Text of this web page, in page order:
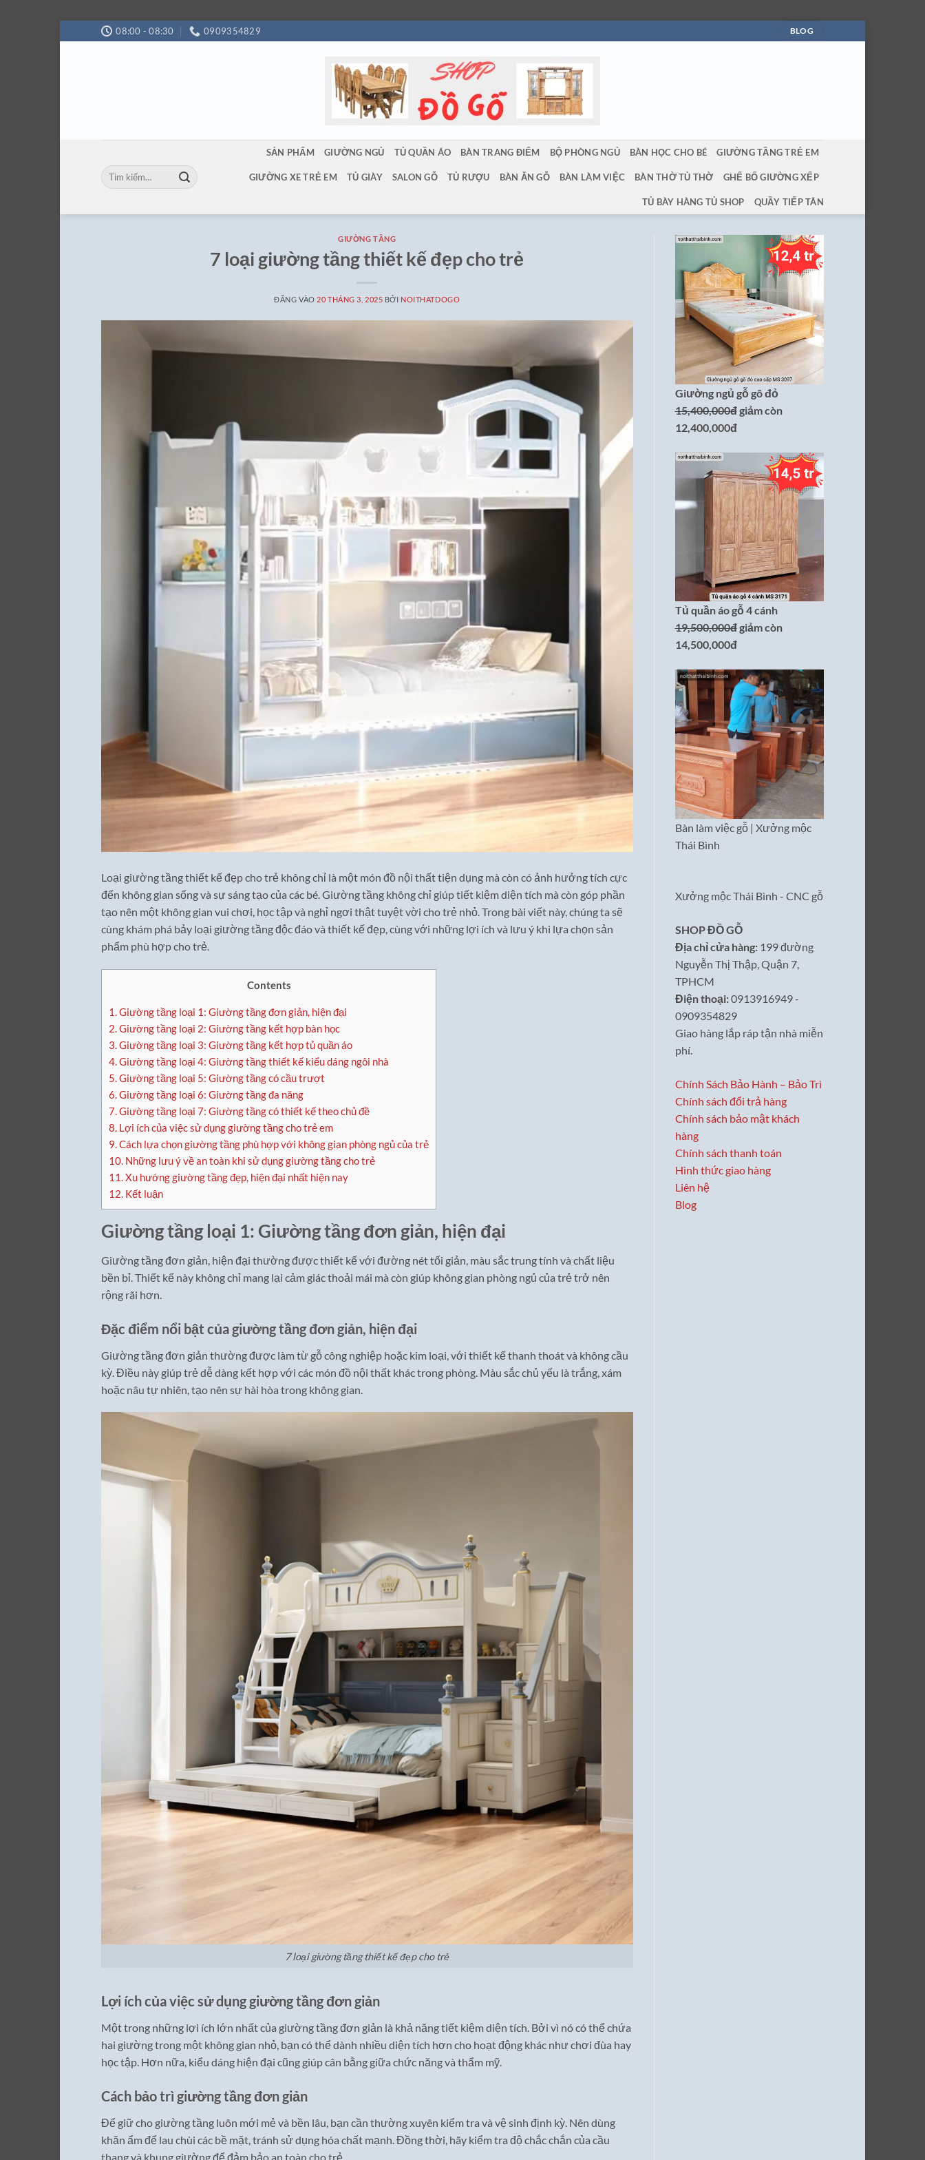
qua
08:00 - 08:30 0909354829 BLOG
Tìm
kiếm:
SẢN PHẨM GIƯỜNG NGỦ TỦ QUẦN ÁO BÀN TRANG ĐIỂM BỘ PHÒNG NGỦ BÀN HỌC CHO BÉ GIƯỜNG TẦNG TRẺ EM
GIƯỜNG XE TRẺ EM TỦ GIÀY SALON GỖ TỦ RƯỢU BÀN ĂN GỖ BÀN LÀM VIỆC BÀN THỜ TỦ THỜ GHẾ BỐ GIƯỜNG XẾP
TỦ BÀY HÀNG TỦ SHOP QUẦY TIẾP TÂN
GIƯỜNG TẦNG
7 loại giường tầng thiết kế đẹp cho trẻ
ĐĂNG VÀO 20 THÁNG 3, 2025 BỞI NOITHATDOGO
Loại giường tầng thiết kế đẹp cho trẻ không chỉ là một món đồ nội thất tiện dụng mà còn có ảnh hưởng tích cực
đến không gian sống và sự sáng tạo của các bé. Giường tầng không chỉ giúp tiết kiệm diện tích mà còn góp phần
tạo nên một không gian vui chơi, học tập và nghỉ ngơi thật tuyệt vời cho trẻ nhỏ. Trong bài viết này, chúng ta sẽ
cùng khám phá bảy loại giường tầng độc đáo và thiết kế đẹp, cùng với những lợi ích và lưu ý khi lựa chọn sản
phẩm phù hợp cho trẻ.
Contents
1.Giường tầng loại 1: Giường tầng đơn giản, hiện đại
2.Giường tầng loại 2: Giường tầng kết hợp bàn học
3.Giường tầng loại 3: Giường tầng kết hợp tủ quần áo
4.Giường tầng loại 4: Giường tầng thiết kế kiểu dáng ngôi nhà
5.Giường tầng loại 5: Giường tầng có cầu trượt
6.Giường tầng loại 6: Giường tầng đa năng
7.Giường tầng loại 7: Giường tầng có thiết kế theo chủ đề
8. Lợi ích của việc sử dụng giường tầng cho trẻ em
9.Cách lựa chọn giường tầng phù hợp với không gian phòng ngủ của trẻ
10. Những lưu ý về an toàn khi sử dụng giường tầng cho trẻ
11.Xu hướng giường tầng đẹp, hiện đại nhất hiện nay
12. Kết luận
Giường tầng loại 1: Giường tầng đơn giản, hiện đại
Giường tầng đơn giản, hiện đại thường được thiết kế với đường nét tối giản, màu sắc trung tính và chất liệu
bền bỉ. Thiết kế này không chỉ mang lại cảm giác thoải mái mà còn giúp không gian phòng ngủ của trẻ trở nên
rộng rãi hơn.
Đặc điểm nổi bật của giường tầng đơn giản, hiện đại
Giường tầng đơn giản thường được làm từ gỗ công nghiệp hoặc kim loại, với thiết kế thanh thoát và không cầu
kỳ. Điều này giúp trẻ dễ dàng kết hợp với các món đồ nội thất khác trong phòng. Màu sắc chủ yếu là trắng, xám
hoặc nâu tự nhiên, tạo nên sự hài hòa trong không gian.
7 loại giường tầng thiết kế đẹp cho trẻ
Lợi ích của việc sử dụng giường tầng đơn giản
Một trong những lợi ích lớn nhất của giường tầng đơn giản là khả năng tiết kiệm diện tích. Bởi vì nó có thể chứa
hai giường trong một không gian nhỏ, bạn có thể dành nhiều diện tích hơn cho hoạt động khác như chơi đùa hay
học tập. Hơn nữa, kiểu dáng hiện đại cũng giúp cân bằng giữa chức năng và thẩm mỹ.
Cách bảo trì giường tầng đơn giản
Để giữ cho giường tầng luôn mới mẻ và bền lâu, bạn cần thường xuyên kiểm tra và vệ sinh định kỳ. Nên dùng
khăn ẩm để lau chùi các bề mặt, tránh sử dụng hóa chất mạnh. Đồng thời, hãy kiểm tra độ chắc chắn của cầu
thang và khung giường để đảm bảo an toàn cho trẻ.
Giường ngủ gỗ gõ đỏ
15,400,000đgiảm còn
12,400,000đ
Tủ quần áo gỗ 4 cánh
19,500,000đgiảm còn
14,500,000đ
Bàn làm việc gỗ | Xưởng mộc
Thái Bình
Xưởng mộc Thái Bình - CNC gỗ
SHOP ĐỒ GỖ
Địa chỉ cửa hàng:199 đường
Nguyễn Thị Thập, Quận 7,
TPHCM
Điện thoại:0913916949 -
0909354829
Giao hàng lắp ráp tận nhà miễn
phí.
Chính Sách Bảo Hành – Bảo Trì
Chính sách đổi trả hàng
Chính sách bảo mật khách
hàng
Chính sách thanh toán
Hình thức giao hàng
Liên hệ
Blog